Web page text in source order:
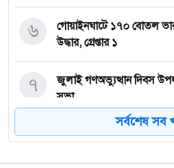
গোয়াইনঘাটে ১৭০ বোতল
উদ্ধার, গ্রেপ্তার ১
৬
জুলাই গণঅভ্যুত্থান দিবস
সভা
৭
জকিগঞ্জে নিরাপদ ও টেকসই
৮
সর্বশেষ সব